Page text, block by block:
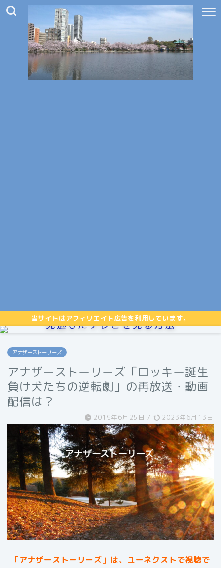
当サイトはアフィリエイト広告を利用しています。
見逃したテレビを見る方法
アナザーストーリーズ
アナザーストーリーズ「ロッキー誕生
負け犬たちの逆転劇」の再放送・動画
配信は？
2019年6月25日 / 2023年6月13日
「アナザーストーリーズ」は、ユーネクストで視聴で